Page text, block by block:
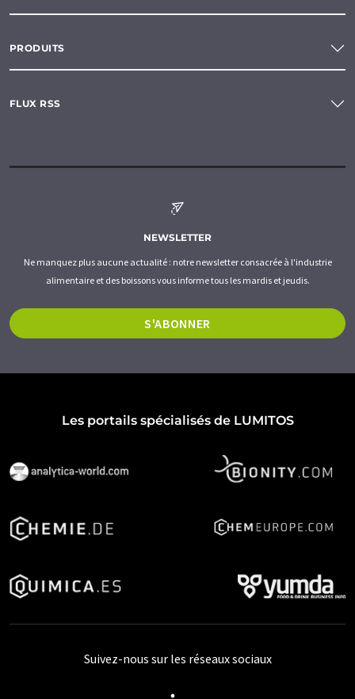
PRODUITS
FLUX RSS
NEWSLETTER
Ne manquez plus aucune actualité : notre newsletter consacrée à l'industrie
alimentaire et des boissons vous informe tous les mardis et jeudis.
S'ABONNER
Les portails spécialisés de LUMITOS
Suivez-nous sur les réseaux sociaux